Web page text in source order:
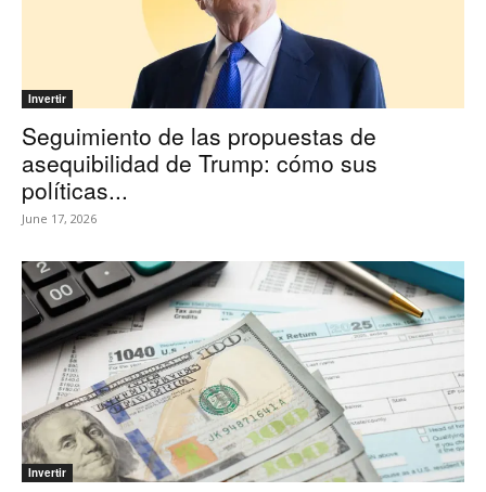
Invertir
Seguimiento de las propuestas de
asequibilidad de Trump: cómo sus
políticas...
June 17, 2026
Invertir